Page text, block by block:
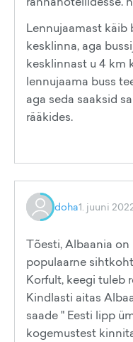
Lennujaamast käib
kesklinna, aga
kesklinnast u 4 km
lennujaama buss
aga seda saaksid
rääkides.
doha1. juuni
Tõesti, Albaania
populaarne
Korfult, keegi tuleb
Kindlasti aitas
saade " Eesti lipp
kogemustest